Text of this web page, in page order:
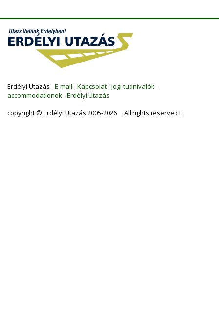
Erdélyi Utazás -E-mail -Kapcsolat-Jogi tudnivalók -
accommodationok -Erdélyi Utazás
copyright © Erdélyi Utazás 2005-2026 All rights reserved !